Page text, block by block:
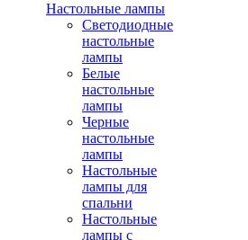
Настольные лампы
Светодиодные
настольные
лампы
Белые
настольные
лампы
Черные
настольные
лампы
Настольные
лампы для
спальни
Настольные
лампы с